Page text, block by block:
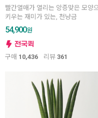
빨간열매가 열리는 앙증맞은 모양
키우는 재미가 있는, 천냥금
54,900원
구매 10,436 리뷰 361